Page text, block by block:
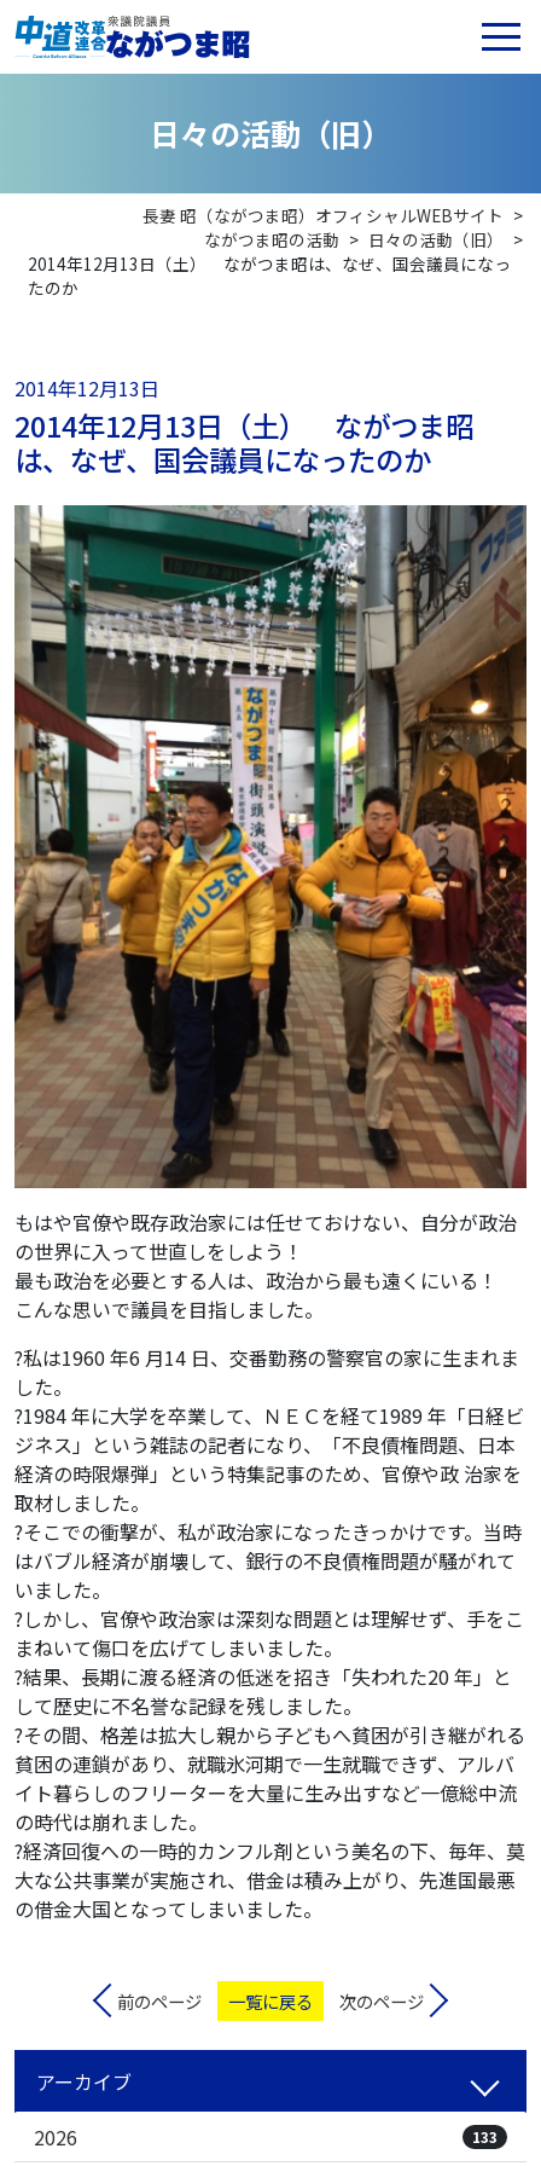
日々の活動 （旧）
長妻 昭（ながつま昭）オフィシャルWEBサイト >
ながつま昭の活動 > 日々の活動（旧）
>
2014年12月13日（土） ながつま昭は、なぜ、国会議員になっ
たのか
2014年12月13日
2014年12月13日（土） ながつま昭
は、なぜ、国会議員になったのか
もはや官僚や既存政治家には任せておけない、自分が政治
の世界に入って世直しをしよう！
最も政治を必要とする人は、政治から最も遠くにいる！
こんな思いで議員を目指しました。
?私は1960 年6 月14 日、交番勤務の警察官の家に生まれま
した。
?1984 年に大学を卒業して、ＮＥＣを経て1989 年「日経ビ
ジネス」という雑誌の記者になり、「不良債権問題、日本
経済の時限爆弾」という特集記事のため、官僚や政 治家を
取材しました。
?そこでの衝撃が、私が政治家になったきっかけです。当時
はバブル経済が崩壊して、銀行の不良債権問題が騒がれて
いました。
?しかし、官僚や政治家は深刻な問題とは理解せず、手をこ
まねいて傷口を広げてしまいました。
?結果、長期に渡る経済の低迷を招き「失われた20 年」と
して歴史に不名誉な記録を残しました。
?その間、格差は拡大し親から子どもへ貧困が引き継がれる
貧困の連鎖があり、就職氷河期で一生就職できず、アルバ
イト暮らしのフリーターを大量に生み出すなど一億総中流
の時代は崩れました。
?経済回復への一時的カンフル剤という美名の下、毎年、莫
大な公共事業が実施され、借金は積み上がり、先進国最悪
の借金大国となってしまいました。
前のページ 一覧に戻る 次のページ
アーカイブ
2026
133